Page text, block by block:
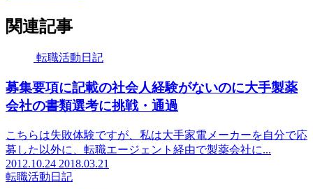
関連記事
転職活動日記
募集要項に記載の社会人経験がないのに大手製薬
会社の書類選考に挑戦・通過
こちらは失敗体験ですが、私は大手家電メーカーを自分で応
募した以外に、転職エージェント経由で製薬会社に...
2012.10.24 2018.03.21
転職活動日記